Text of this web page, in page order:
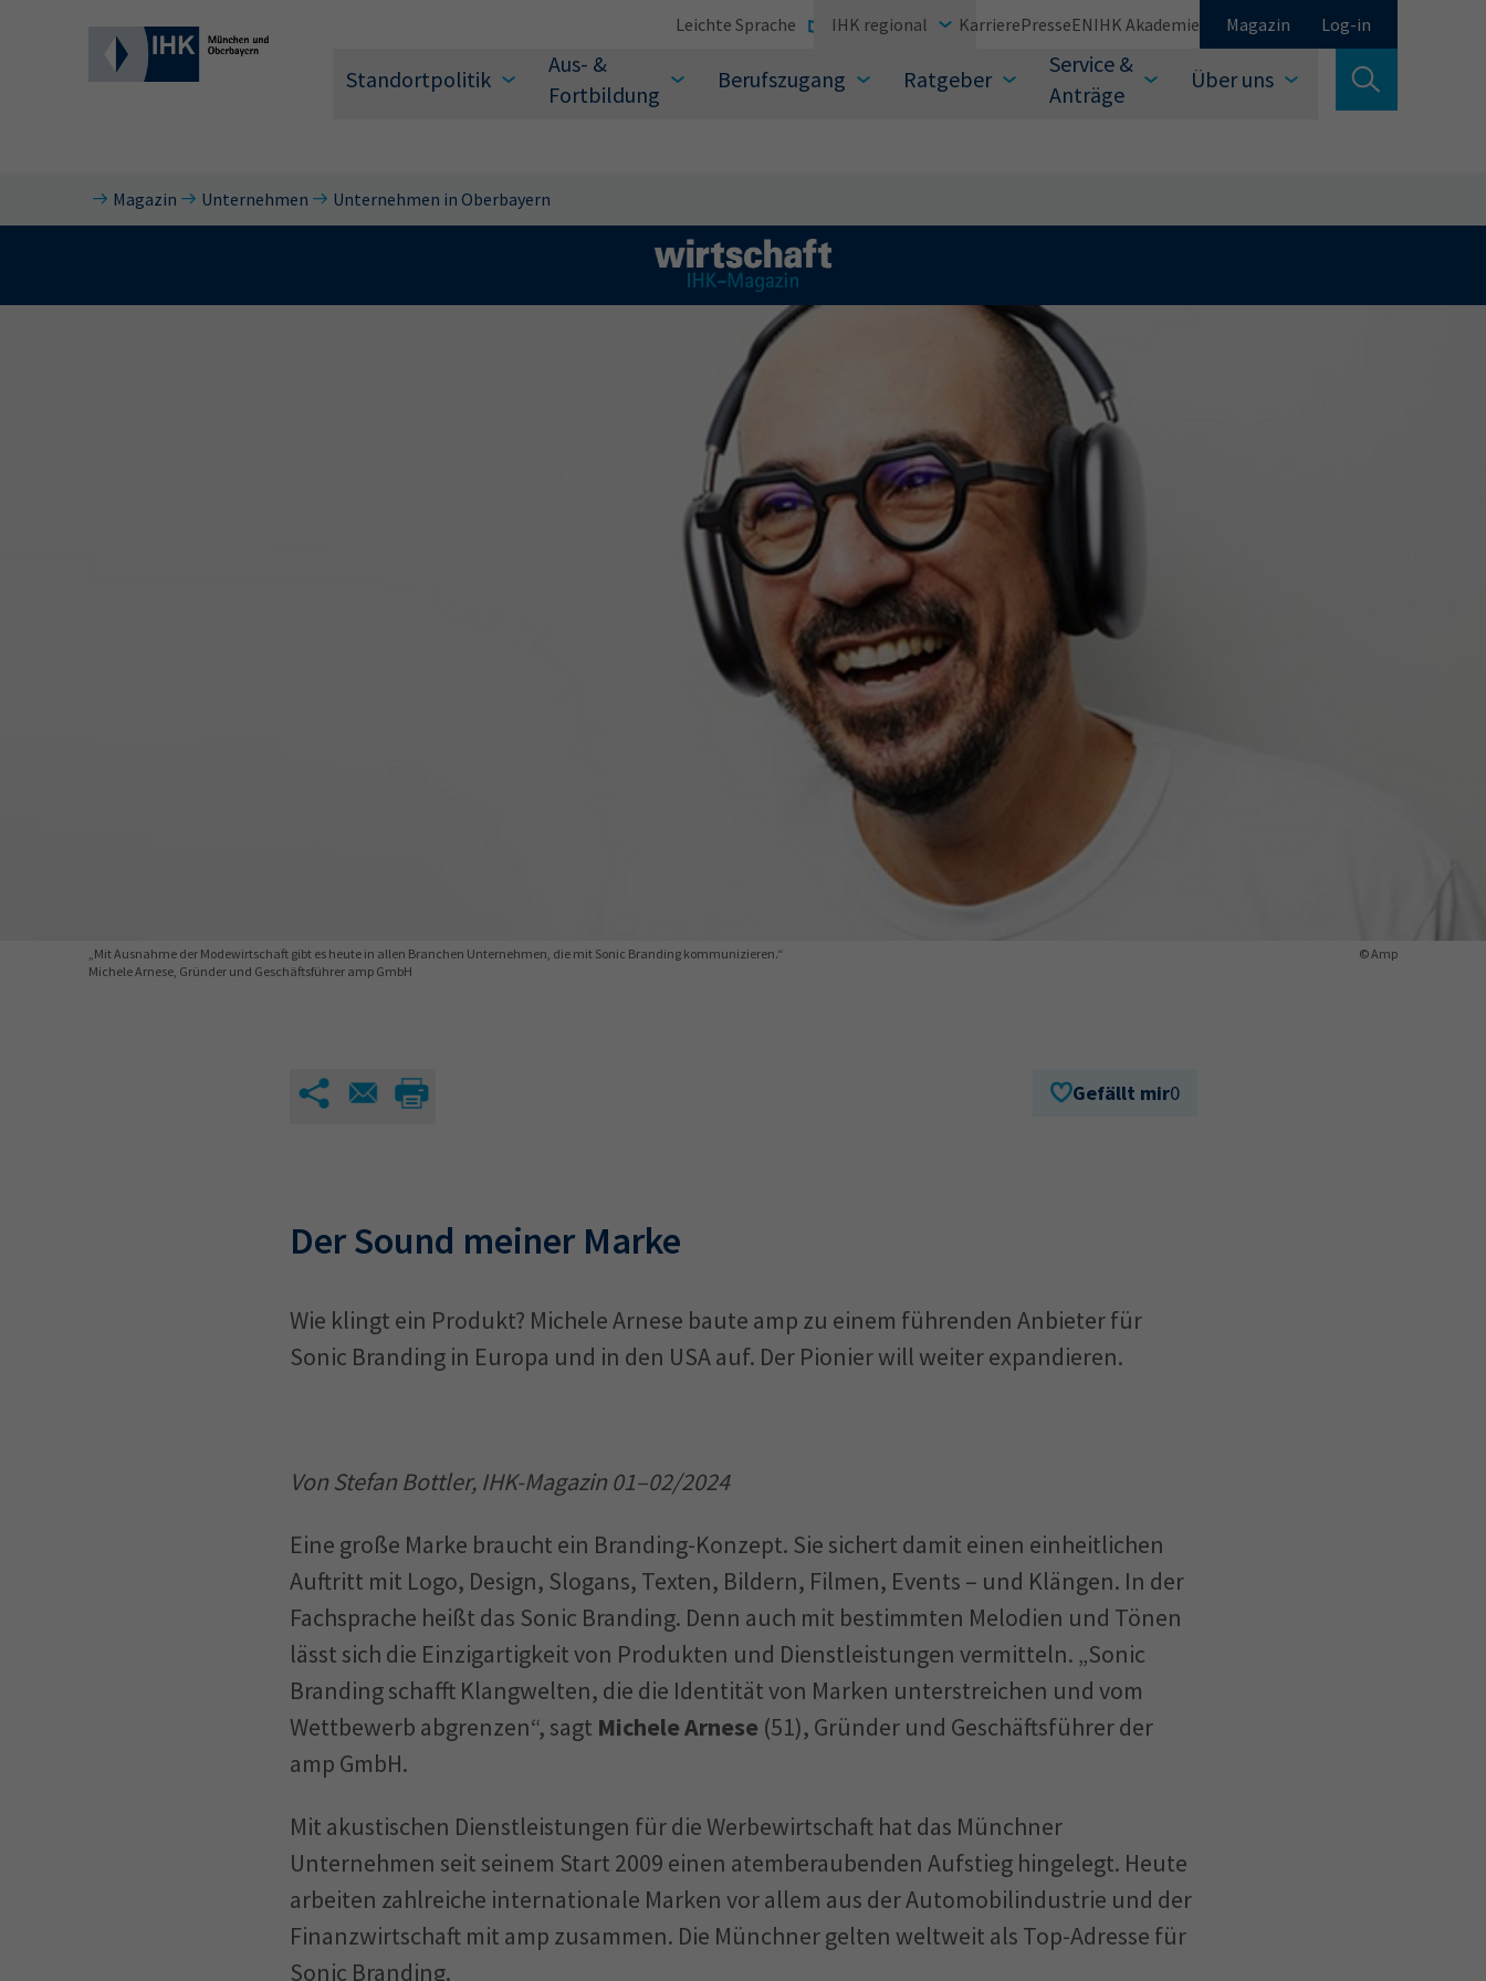
Standortpolitik
Aus- &
Fortbildung
Berufszugang Ratgeber
Service &
Anträge
Über uns
Leichte Sprache IHK regional KarrierePresseEN IHK Akademie Magazin Log-in
Suche verlassen
Wonach suchen Sie?
Suchen
Hier können Sie auch aus den meistgesuchten Begriffen vorauswählen
Fachwirt AdA
Prüfungstermine
Negativerklärung Sachkundeprüfung
Prüfbericht
Magazin Unternehmen Unternehmen in Oberbayern
„Mit Ausnahme der Modewirtschaft gibt es heute in allen Branchen Unternehmen, die mit Sonic Branding kommunizieren.“
Michele Arnese, Gründer und Geschäftsführer amp GmbH
© Amp
Gefällt mir0
Der Sound meiner Marke
Wie klingt ein Produkt? Michele Arnese baute amp zu einem führenden Anbieter für
Sonic Branding in Europa und in den USA auf. Der Pionier will weiter expandieren.
Von Stefan Bottler, IHK-Magazin 01–02/2024
Eine große Marke braucht ein Branding-Konzept. Sie sichert damit einen einheitlichen
Auftritt mit Logo, Design, Slogans, Texten, Bildern, Filmen, Events – und Klängen. In der
Fachsprache heißt das Sonic Branding. Denn auch mit bestimmten Melodien und Tönen
lässt sich die Einzigartigkeit von Produkten und Dienstleistungen vermitteln. „Sonic
Branding schafft Klangwelten, die die Identität von Marken unterstreichen und vom
Wettbewerb abgrenzen“, sagt Michele Arnese (51), Gründer und Geschäftsführer der
amp GmbH.
Mit akustischen Dienstleistungen für die Werbewirtschaft hat das Münchner
Unternehmen seit seinem Start 2009 einen atemberaubenden Aufstieg hingelegt. Heute
arbeiten zahlreiche internationale Marken vor allem aus der Automobilindustrie und der
Finanzwirtschaft mit amp zusammen. Die Münchner gelten weltweit als Top-Adresse für
Sonic Branding.